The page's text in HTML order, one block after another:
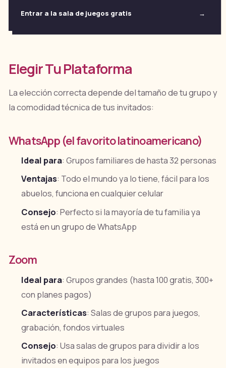
Entrar a la sala de juegos gratis →
Elegir Tu Plataforma
La elección correcta depende del tamaño de tu grupo y
la comodidad técnica de tus invitados:
WhatsApp (el favorito latinoamericano)
Ideal para: Grupos familiares de hasta 32 personas
Ventajas: Todo el mundo ya lo tiene, fácil para los
abuelos, funciona en cualquier celular
Consejo: Perfecto si la mayoría de tu familia ya
está en un grupo de WhatsApp
Zoom
Ideal para: Grupos grandes (hasta 100 gratis, 300+
con planes pagos)
Características: Salas de grupos para juegos,
grabación, fondos virtuales
Consejo: Usa salas de grupos para dividir a los
invitados en equipos para los juegos